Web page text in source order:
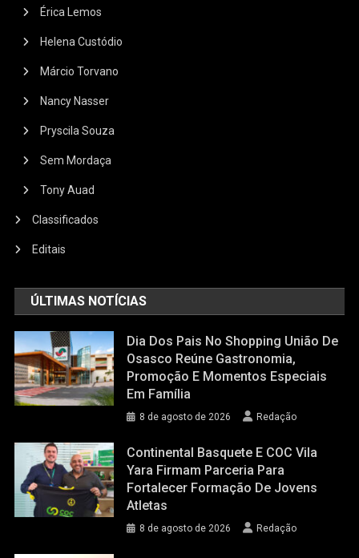
Érica Lemos
Helena Custódio
Márcio Torvano
Nancy Nasser
Pryscila Souza
Sem Mordaça
Tony Auad
Classificados
Editais
ÚLTIMAS NOTÍCIAS
Dia Dos Pais No Shopping União De
Osasco Reúne Gastronomia,
Promoção E Momentos Especiais
Em Família
8 de agosto de 2026 Redação
Continental Basquete E COC Vila
Yara Firmam Parceria Para
Fortalecer Formação De Jovens
Atletas
8 de agosto de 2026 Redação